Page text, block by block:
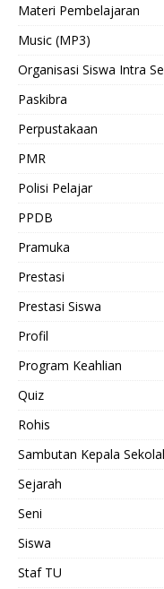
Materi Pembelajaran
Music (MP3)
Organisasi Siswa Intra
Paskibra
Perpustakaan
PMR
Polisi Pelajar
PPDB
Pramuka
Prestasi
Prestasi Siswa
Profil
Program Keahlian
Quiz
Rohis
Sambutan Kepala
Sejarah
Seni
Siswa
Staf TU